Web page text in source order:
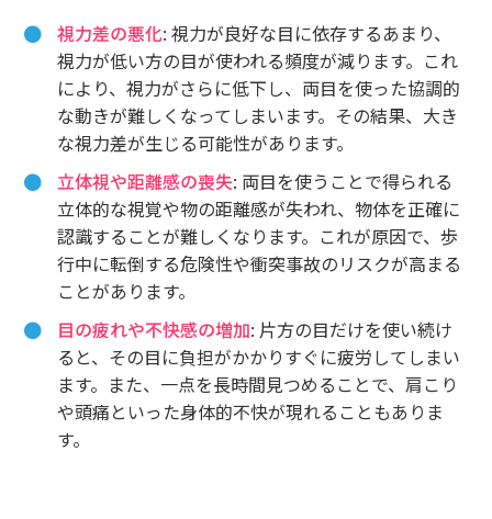
視力差の悪化: 視力が良好な目に依存するあまり、
視力が低い方の目が使われる頻度が減ります。これ
により、視力がさらに低下し、両目を使った協調的
な動きが難しくなってしまいます。その結果、大き
な視力差が生じる可能性があります。
立体視や距離感の喪失: 両目を使うことで得られる
立体的な視覚や物の距離感が失われ、物体を正確に
認識することが難しくなります。これが原因で、歩
行中に転倒する危険性や衝突事故のリスクが高まる
ことがあります。
目の疲れや不快感の増加: 片方の目だけを使い続け
ると、その目に負担がかかりすぐに疲労してしまい
ます。また、一点を長時間見つめることで、肩こり
や頭痛といった身体的不快が現れることもありま
す。